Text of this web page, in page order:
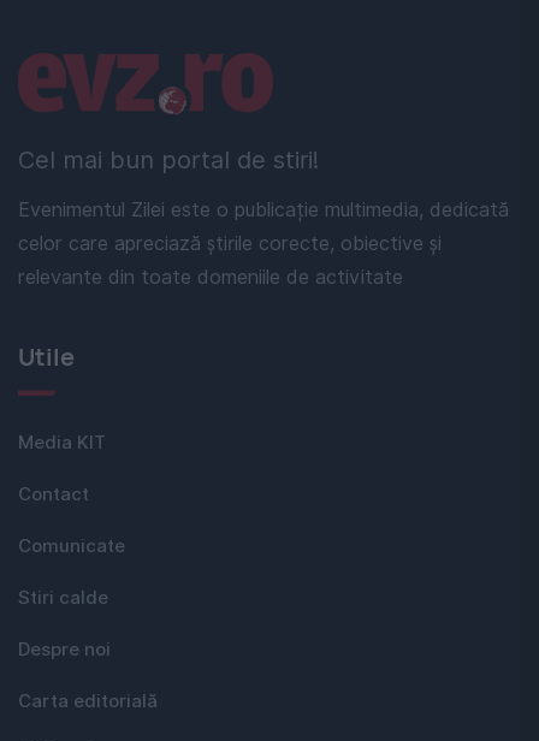
Cel mai bun portal de stiri!
Evenimentul Zilei este o publicație multimedia, dedicată
celor care apreciază știrile corecte, obiective și
relevante din toate domeniile de activitate
Linkuri utile
Utile
Media KIT
Contact
Comunicate
Stiri calde
Despre noi
Carta editorială